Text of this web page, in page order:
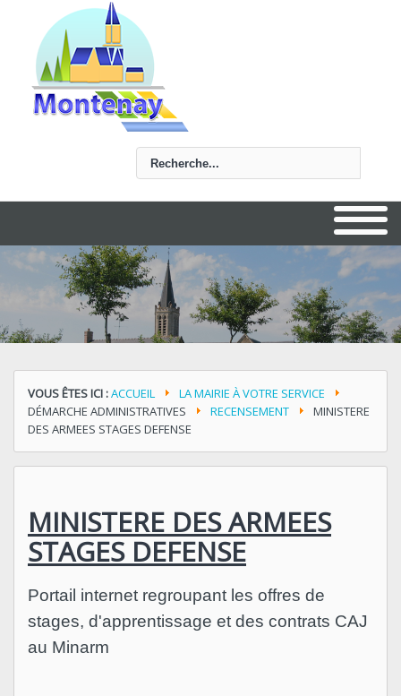
VOUS ÊTES ICI :ACCUEIL
LA MAIRIE À VOTRE SERVICE
DÉMARCHE ADMINISTRATIVES
RECENSEMENT
MINISTERE
DES ARMEES STAGES DEFENSE
MINISTERE DES ARMEES
STAGES DEFENSE
Portail internet regroupant les offres de
stages, d'apprentissage et des contrats CAJ
au Minarm